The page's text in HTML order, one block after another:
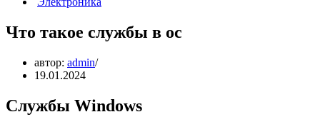
Что такое службы в ос
автор: admin
19.01.2024
Службы Windows